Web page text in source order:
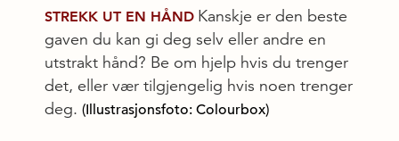
STREKK UT EN HÅND Kanskje er den beste
gaven du kan gi deg selv eller andre en
utstrakt hånd? Be om hjelp hvis du trenger
det, eller vær tilgjengelig hvis noen trenger
deg. (Illustrasjonsfoto: Colourbox)